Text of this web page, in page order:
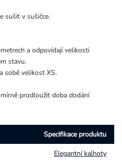
sušit v sušičce.
a odpovídají velikosti
stavu.
sobě velikost XS.
prodloužit doba dodání
Specifikace produktu
Elegantní kalhoty